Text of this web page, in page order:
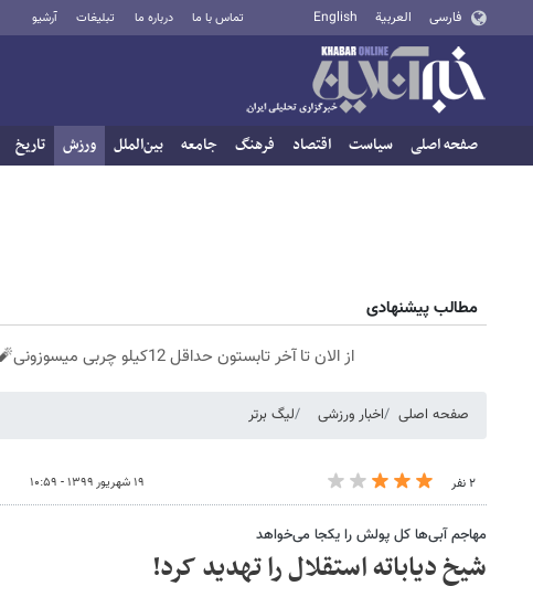
فارسی العربية English تماس با ما درباره ما تبلیغات آرشیو
صفحه اصلی سیاست اقتصاد فرهنگ جامعه بین‌الملل ورزش تاریخ
مطالب پیشنهادی
از الان تا آخر تابستون حداقل 12کیلو چربی میسوزونی🧨
صفحه اصلی اخبار ورزشی لیگ برتر
۲ نفر ۱۹ شهریور ۱۳۹۹ - ۱۰:۵۹
مهاجم آبی‌ها کل پولش را یکجا می‌خواهد
شیخ دیاباته استقلال را تهدید کرد!